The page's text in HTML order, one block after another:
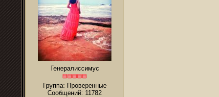
Генералиссимус
Группа: Проверенные
Сообщений: 11782